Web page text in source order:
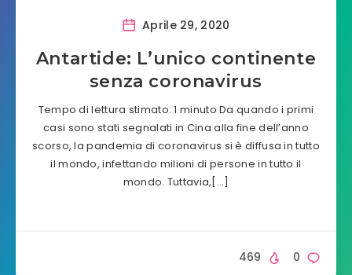
Aprile 29, 2020
Antartide: L’unico continente
senza coronavirus
Tempo di lettura stimato: 1 minuto Da quando i primi
casi sono stati segnalati in Cina alla fine dell’anno
scorso, la pandemia di coronavirus si è diffusa in tutto
il mondo, infettando milioni di persone in tutto il
mondo. Tuttavia,[…]
0
469